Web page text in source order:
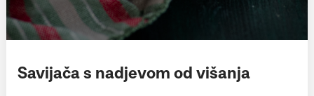
Savijača s nadjevom od višanja